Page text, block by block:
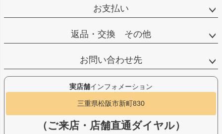
お支払い
返品・交換 その他
お問い合わせ先
実店舗インフォメーション
三重県松阪市新町830
（ご来店・店舗直通ダイヤル）